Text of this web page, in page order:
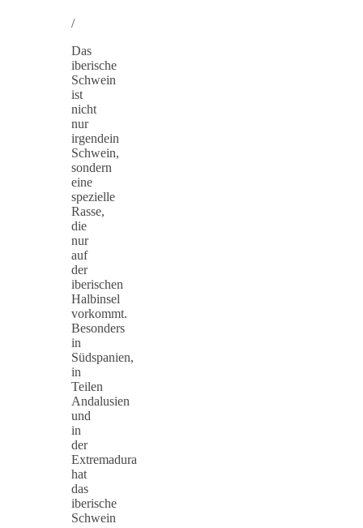
/
Das
iberische
Schwein
ist
nicht
nur
irgendein
Schwein,
sondern
eine
spezielle
Rasse,
die
nur
auf
der
iberischen
Halbinsel
vorkommt.
Besonders
in
Südspanien,
in
Teilen
Andalusien
und
in
der
Extremadura
hat
das
iberische
Schwein